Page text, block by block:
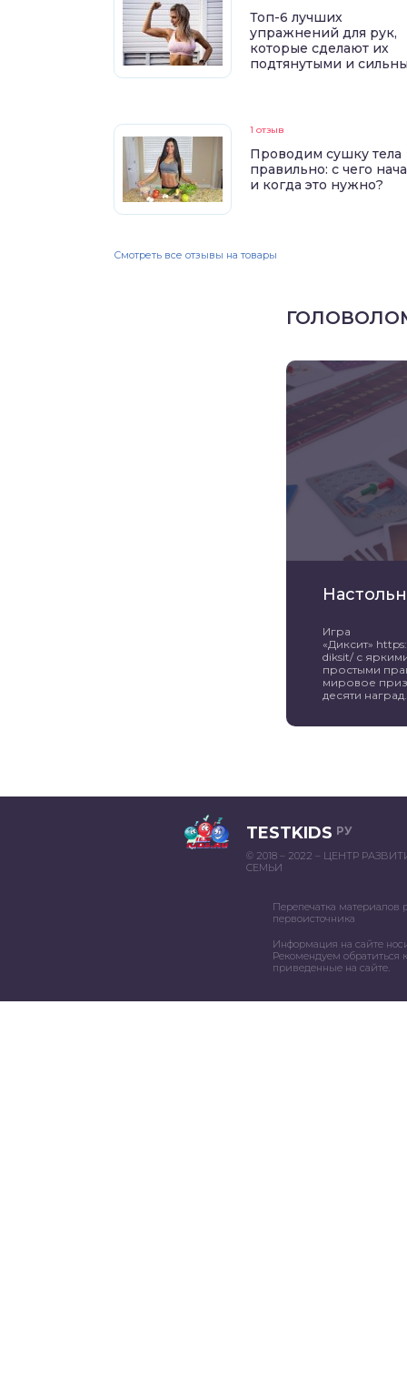
Топ-6 лучших
упражнений для рук,
которые сделают их
подтянутыми и
1 отзыв
Проводим сушку тела
правильно: с чего
и когда это нужно?
Смотреть все отзывы на товары
Игра
«Диксит»
diksit/ с
простыми
мировое
десяти
TESTKIDS РУ
© 2018 – 2022 – ЦЕНТР
СЕМЬИ
Перепечатка материалов
первоисточника
Информация на сайте
Рекомендуем обратиться
приведенные на сайте.